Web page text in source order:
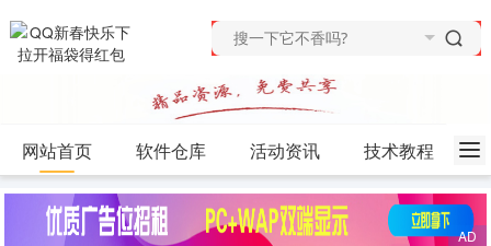
网站首页 软件仓库 活动资讯 技术教程